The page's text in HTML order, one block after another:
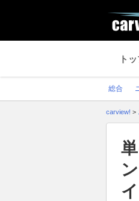
ト
総合
carview! >